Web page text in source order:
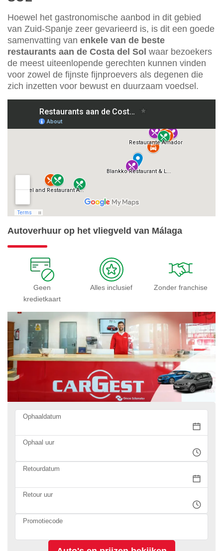
Hoewel het gastronomische aanbod in dit gebied
van Zuid-Spanje zeer gevarieerd is, is dit een goede
samenvatting van enkele van de beste
restaurants aan de Costa del Sol waar bezoekers
de meest uiteenlopende gerechten kunnen vinden
voor zowel de fijnste fijnproevers als degenen die
zich inzetten voor bewust en duurzaam voedsel.
Autoverhuur op het vliegveld van Málaga
Geen
kredietkaart
Alles inclusief Zonder franchise
Ophaaldatum
Ophaal uur
Retourdatum
Retour uur
Promotiecode